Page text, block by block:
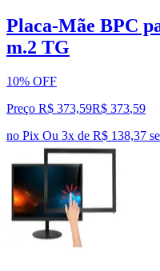
Placa-Mãe BPC
m.2 TG
10% OFF
Preço R$ 373,59R$ 373,59
no Pix Ou 3x de R$ 138,37